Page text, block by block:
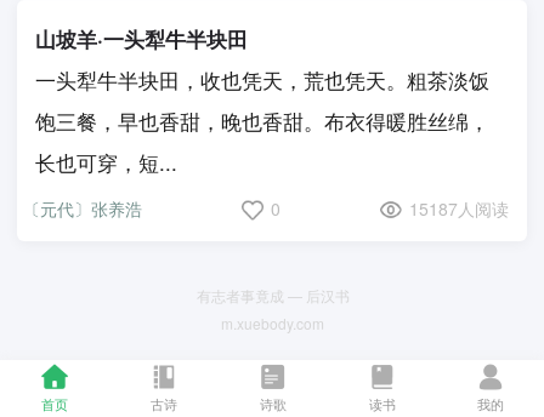
首页 古诗 诗歌 读书 我的
山坡羊·一头犁牛半块田
一头犁牛半块田，收也凭天，荒也凭天。粗茶淡饭
饱三餐，早也香甜，晚也香甜。布衣得暖胜丝绵，
长也可穿，短...
〔元代〕张养浩 0 15187人阅读
有志者事竟成 — 后汉书
m.xuebody.com